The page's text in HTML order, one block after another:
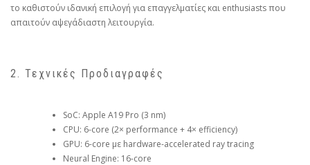
το καθιστούν ιδανική επιλογή για επαγγελματίες και enthusiasts που
απαιτούν αψεγάδιαστη λειτουργία.
2. Τεχνικές Προδιαγραφές
SoC: Apple A19 Pro (3 nm)
CPU: 6-core (2× performance + 4× efficiency)
GPU: 6-core με hardware-accelerated ray tracing
Neural Engine: 16-core